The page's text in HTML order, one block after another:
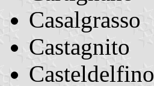
Casalgrasso
Castagnito
Casteldelfino